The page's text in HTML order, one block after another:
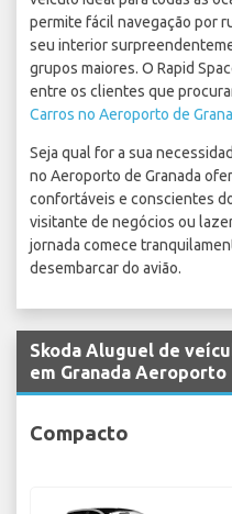
permite fácil navegação por
seu interior
grupos maiores. O Rapid
entre os clientes que
Carros no Aeroporto de
Seja qual for a sua
no Aeroporto de Granada
confortáveis e conscientes
visitante de negócios ou
jornada comece
desembarcar do avião.
Skoda Aluguel de
em Granada Aeroporto
Compacto